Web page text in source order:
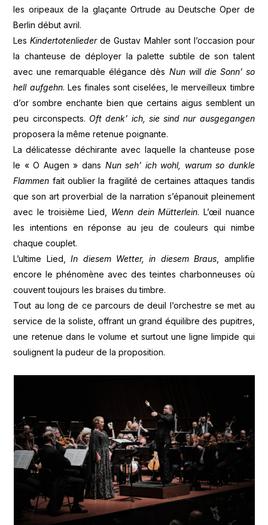
les oripeaux de la glaçante Ortrude au Deutsche Oper de
Berlin début avril.
LesKindertotenliederde Gustav Mahler sont l’occasion pour
la chanteuse de déployer la palette subtile de son talent
avec une remarquable élégance dès Nun will die Sonn’ so
hell aufgehn. Les finales sont ciselées, le merveilleux timbre
d’or sombre enchante bien que certains aigus semblent un
peu circonspects. Oft denk’ ich, sie sind nur ausgegangen
proposera la même retenue poignante.
La délicatesse déchirante avec laquelle la chanteuse pose
le « O Augen » dans Nun seh’ ich wohl, warum so dunkle
Flammen fait oublier la fragilité de certaines attaques tandis
que son art proverbial de la narration s’épanouit pleinement
avec le troisième Lied, Wenn dein Mütterlein. L’œil nuance
les intentions en réponse au jeu de couleurs qui nimbe
chaque couplet.
L’ultime Lied,In diesem Wetter, in diesem Braus, amplifie
encore le phénomène avec des teintes charbonneuses où
couvent toujours les braises du timbre.
Tout au long de ce parcours de deuil l’orchestre se met au
service de la soliste, offrant un grand équilibre des pupitres,
une retenue dans le volume et surtout une ligne limpide qui
soulignent la pudeur de la proposition.